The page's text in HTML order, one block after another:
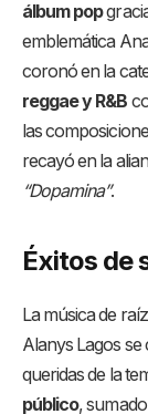
álbum pop
emblemática
coronó en la
reggae y R&B
las
recayó en la
“Dopamina”.
Éxitos de
La música de
Alanys Lagos se
queridas de la
público,